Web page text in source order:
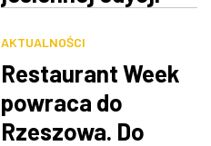
AKTUALNOŚCI
Restaurant Week
powraca do
Rzeszowa. Do